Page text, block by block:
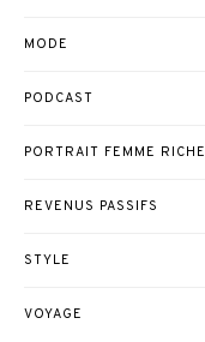
MODE
PODCAST
PORTRAIT FEMME RICHE
REVENUS PASSIFS
STYLE
VOYAGE